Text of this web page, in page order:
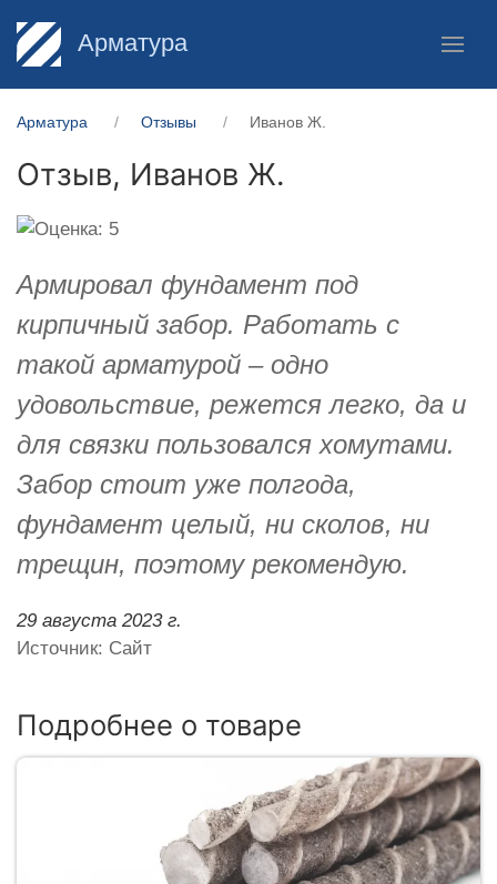
Арматура
Арматура Отзывы Иванов Ж.
Отзыв, Иванов Ж.
Армировал фундамент под
кирпичный забор. Работать с
такой арматурой – одно
удовольствие, режется легко, да и
для связки пользовался хомутами.
Забор стоит уже полгода,
фундамент целый, ни сколов, ни
трещин, поэтому рекомендую.
29 августа 2023 г.
Источник: Сайт
Подробнее о товаре